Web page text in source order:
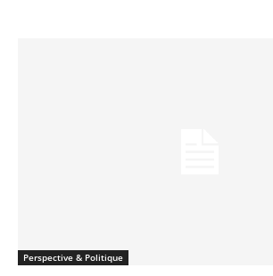
Perspective & Politique